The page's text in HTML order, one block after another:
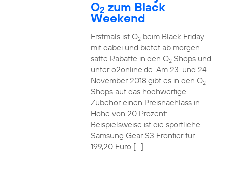
O2 zum Black
Weekend
Erstmals ist O2beim Black Friday
mit dabei und bietet ab morgen
satte Rabatte in den O2Shops und
unter o2online.de. Am 23. und 24.
November 2018 gibt es in den O2
Shops auf das hochwertige
Zubehör einen Preisnachlass in
Höhe von 20 Prozent:
Beispielsweise ist die sportliche
Samsung Gear S3 Frontier für
199,20 Euro […]